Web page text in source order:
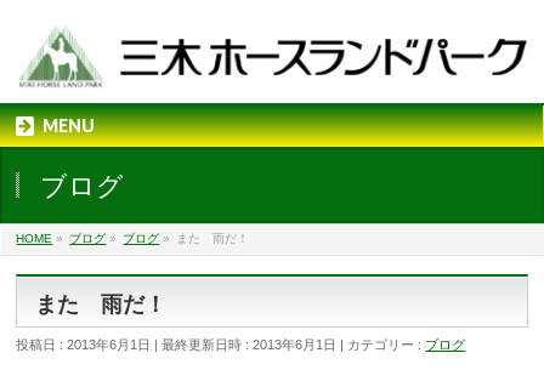
MENU
ブログ
HOME » ブログ » ブログ » また 雨だ！
また 雨だ！
投稿日 : 2013年6月1日 最終更新日時 : 2013年6月1日 カテゴリー : ブログ